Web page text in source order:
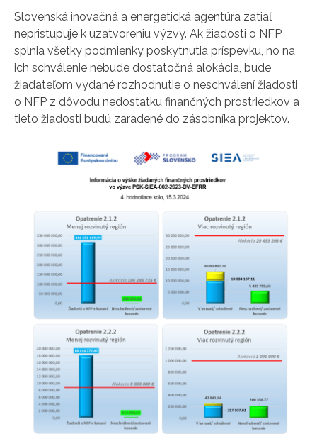
Slovenská inovačná a energetická agentúra zatiaľ
nepristupuje k uzatvoreniu výzvy. Ak žiadosti o NFP
splnia všetky podmienky poskytnutia príspevku, no na
ich schválenie nebude dostatočná alokácia, bude
žiadateľom vydané rozhodnutie o neschválení žiadosti
o NFP z dôvodu nedostatku finančných prostriedkov a
tieto žiadosti budú zaradené do zásobníka projektov.